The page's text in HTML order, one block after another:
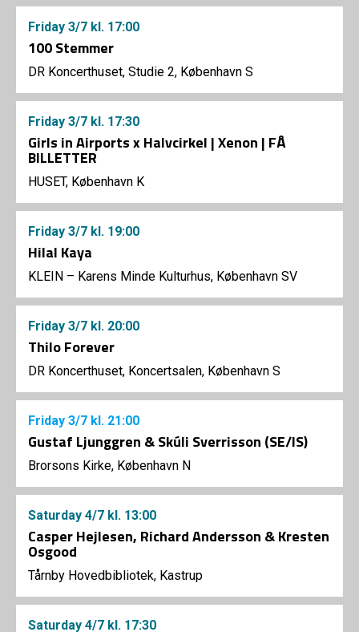
Friday 3/7 kl. 17:00
100 Stemmer
DR Koncerthuset, Studie 2, København S
Friday 3/7 kl. 17:30
Girls in Airports x Halvcirkel | Xenon | FÅ
BILLETTER
HUSET, København K
Friday 3/7 kl. 19:00
Hilal Kaya
KLEIN – Karens Minde Kulturhus, København SV
Friday 3/7 kl. 20:00
Thilo Forever
DR Koncerthuset, Koncertsalen, København S
Friday 3/7 kl. 21:00
Gustaf Ljunggren & Skúli Sverrisson (SE/IS)
Brorsons Kirke, København N
Saturday 4/7 kl. 13:00
Casper Hejlesen, Richard Andersson & Kresten
Osgood
Tårnby Hovedbibliotek, Kastrup
Saturday 4/7 kl. 17:30